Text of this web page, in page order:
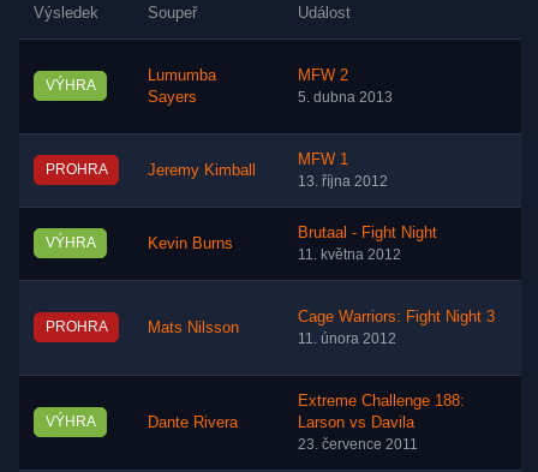
Výsledek Soupeř Událost
VÝHRA
Lumumba
Sayers
MFW 2
5. dubna 2013
PROHRA Jeremy Kimball
MFW 1
13. října 2012
VÝHRA Kevin Burns
Brutaal - Fight Night
11. května 2012
PROHRA Mats Nilsson
Cage Warriors: Fight Night 3
11. února 2012
VÝHRA Dante Rivera
Extreme Challenge 188:
Larson vs Davila
23. července 2011